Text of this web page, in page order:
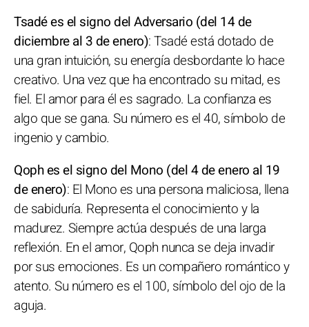
Tsadé es el signo del Adversario (del 14 de
diciembre al 3 de enero): Tsadé está dotado de
una gran intuición, su energía desbordante lo hace
creativo. Una vez que ha encontrado su mitad, es
fiel. El amor para él es sagrado. La confianza es
algo que se gana. Su número es el 40, símbolo de
ingenio y cambio.
Qoph es el signo del Mono (del 4 de enero al 19
de enero): El Mono es una persona maliciosa, llena
de sabiduría. Representa el conocimiento y la
madurez. Siempre actúa después de una larga
reflexión. En el amor, Qoph nunca se deja invadir
por sus emociones. Es un compañero romántico y
atento. Su número es el 100, símbolo del ojo de la
aguja.